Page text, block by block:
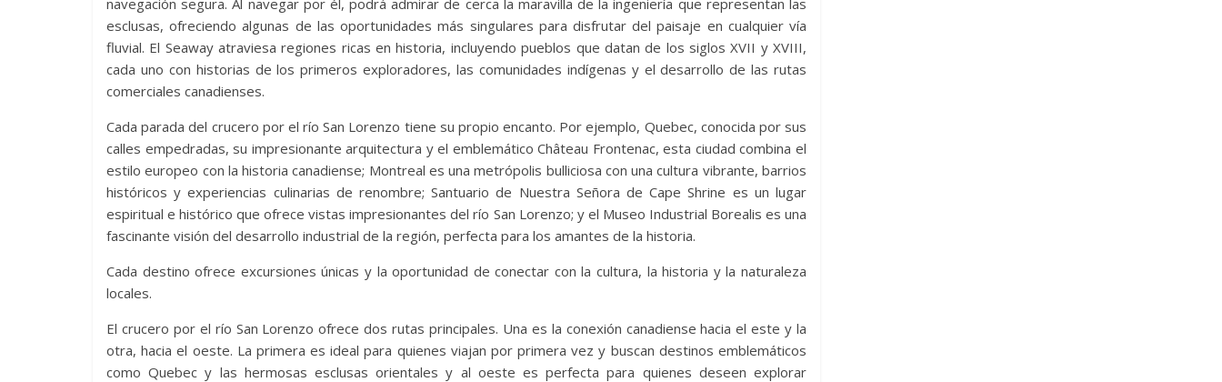
navegación segura. Al navegar por él, podrá admirar de cerca la maravilla de la ingeniería que representan las
esclusas, ofreciendo algunas de las oportunidades más singulares para disfrutar del paisaje en cualquier vía
fluvial. El Seaway atraviesa regiones ricas en historia, incluyendo pueblos que datan de los siglos XVII y XVIII,
cada uno con historias de los primeros exploradores, las comunidades indígenas y el desarrollo de las rutas
comerciales canadienses.
Cada parada del crucero por el río San Lorenzo tiene su propio encanto. Por ejemplo, Quebec, conocida por sus
calles empedradas, su impresionante arquitectura y el emblemático Château Frontenac, esta ciudad combina el
estilo europeo con la historia canadiense; Montreal es una metrópolis bulliciosa con una cultura vibrante, barrios
históricos y experiencias culinarias de renombre; Santuario de Nuestra Señora de Cape Shrine es un lugar
espiritual e histórico que ofrece vistas impresionantes del río San Lorenzo; y el Museo Industrial Borealis es una
fascinante visión del desarrollo industrial de la región, perfecta para los amantes de la historia.
Cada destino ofrece excursiones únicas y la oportunidad de conectar con la cultura, la historia y la naturaleza
locales.
El crucero por el río San Lorenzo ofrece dos rutas principales. Una es la conexión canadiense hacia el este y la
otra, hacia el oeste. La primera es ideal para quienes viajan por primera vez y buscan destinos emblemáticos
como Quebec y las hermosas esclusas orientales y al oeste es perfecta para quienes deseen explorar